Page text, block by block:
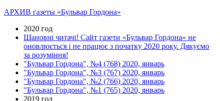
АРХИВ газеты «Бульвар Гордона»
2020 год
Шановні читачі! Сайт газети «Бульвар Гордона» не
оновлюється і не працює з початку 2020 року. Дякуємо
за розуміння!
"Бульвар Гордона", №4 (768) 2020, январь
"Бульвар Гордона", №3 (767) 2020, январь
"Бульвар Гордона", №2 (766) 2020, январь
"Бульвар Гордона", №1 (765) 2020, январь
2019 год